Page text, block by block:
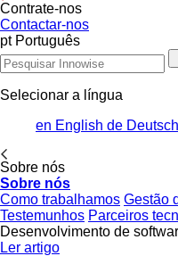
Contrate-nos
Contactar-nos
pt Português
Selecionar a língua
en English de Deutsch
Sobre nós
Sobre nós
Como trabalhamos Gestão
Testemunhos Parceiros
Desenvolvimento de
Ler artigo